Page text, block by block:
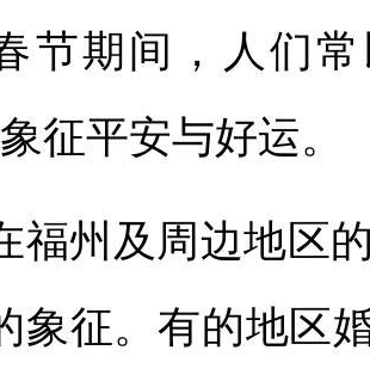
节期间，人们
征平安与好运。
州及周边地区的
象征。有的地区